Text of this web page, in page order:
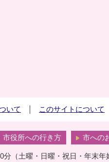
いて このサイトについて
市役所への行き方 市への
（土曜・日曜・祝日・年末年